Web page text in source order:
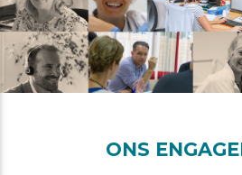
ONS